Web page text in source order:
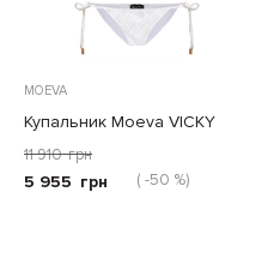
MOEVA
Купальник Moeva VICKY
белый
11 910 грн
5 955 грн ( -50 %)